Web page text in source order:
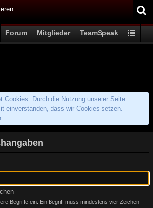
Forum Mitglieder TeamSpeak
Cookies. Durch die Nutzung unserer Seite
einverstanden, dass wir Cookies setzen.
Begriffe ein. Ein Begriff muss mindestens vier Zeichen